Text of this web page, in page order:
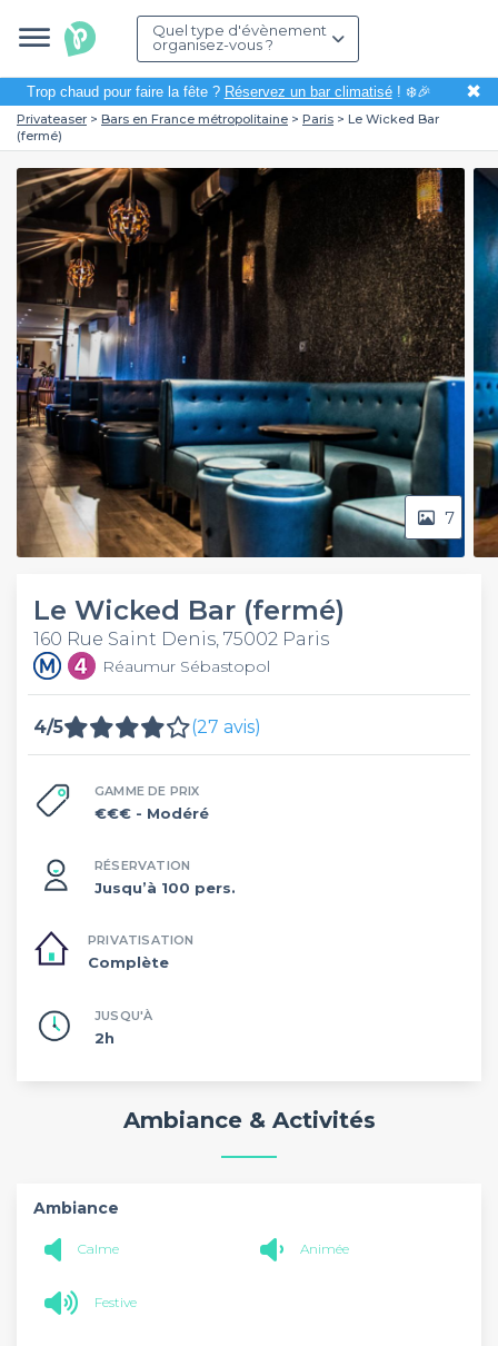
Quel type d'évènement
organisez-vous ?
Trop chaud pour faire la fête ? Réservez un bar climatisé! ❄️🎉 ✖
Privateaser Bars en France métropolitaine Paris
Le Wicked Bar
(fermé)
7
Le Wicked Bar (fermé)
160 Rue Saint Denis, 75002 Paris
Réaumur Sébastopol
4/5 (27 avis)
GAMME DE PRIX
€€€ - Modéré
RÉSERVATION
Jusqu’à 100 pers.
PRIVATISATION
Complète
JUSQU'À
2h
Ambiance & Activités
Ambiance
Calme Animée
Festive